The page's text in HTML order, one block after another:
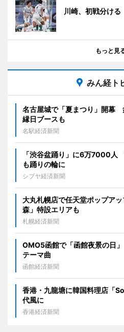
川崎、初戦分け
もっと見
みん経ト
名古屋城で「夏まつり」開幕
縁日ブースも
名駅経済新聞
「渋谷盆踊り」に6万7000
も踊りの輪に
シブヤ経済新聞
大丸札幌店で任天堂ポップア
森」特設エリアも
札幌経済新聞
OMO5函館で「函館夜景の日
テーマ曲
函館経済新聞
香港・九龍塘に韓国料理店「
代風に
香港経済新聞